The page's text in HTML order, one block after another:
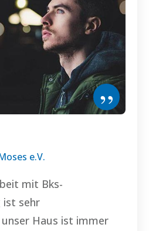
e.V.
mit Bks-
ist sehr
Haus ist immer
”